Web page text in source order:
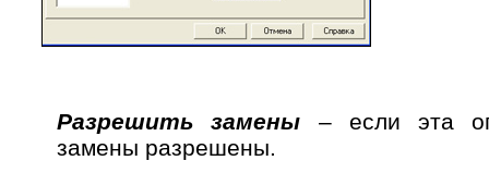
Разрешить замены – если эта
замены разрешены.